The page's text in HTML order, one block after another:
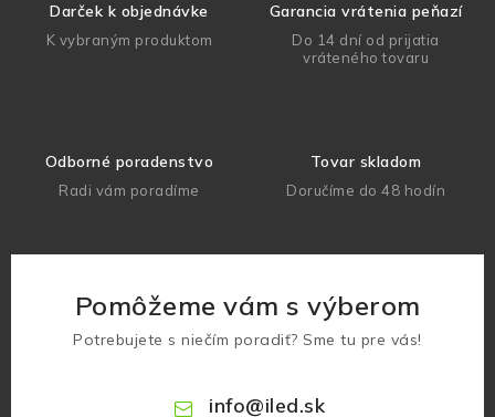
Darček k objednávke
K vybraným produktom
Garancia vrátenia peňazí
Do 14 dní od prijatia
vráteného tovaru
Odborné poradenstvo
Radi vám poradíme
Tovar skladom
Doručíme do 48 hodín
Pomôžeme vám s výberom
Potrebujete s niečím poradiť? Sme tu pre vás!
info@iled.sk